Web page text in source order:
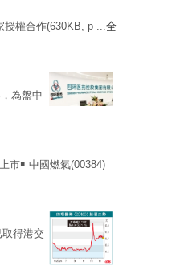
授權合作(630KB, p ...全
為盤中
市￭ 中國燃氣(00384)
得港交